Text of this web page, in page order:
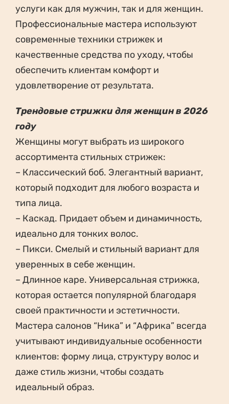
услуги как для мужчин, так и для женщин.
Профессиональные мастера используют
современные техники стрижек и
качественные средства по уходу, чтобы
обеспечить клиентам комфорт и
удовлетворение от результата.
Трендовые стрижки для женщин в 2026
году
Женщины могут выбрать из широкого
ассортимента стильных стрижек:
– Классический боб. Элегантный вариант,
который подходит для любого возраста и
типа лица.
– Каскад. Придает объем и динамичность,
идеально для тонких волос.
– Пикси. Смелый и стильный вариант для
уверенных в себе женщин.
– Длинное каре. Универсальная стрижка,
которая остается популярной благодаря
своей практичности и эстетичности.
Мастера салонов “Ника” и “Африка” всегда
учитывают индивидуальные особенности
клиентов: форму лица, структуру волос и
даже стиль жизни, чтобы создать
идеальный образ.